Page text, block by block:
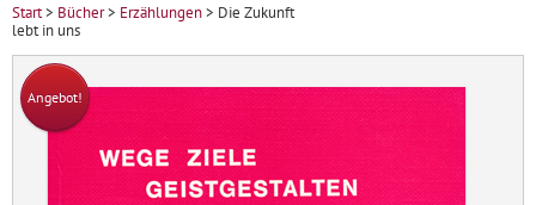
Start> Bücher> Erzählungen> Die Zukunft
lebt in uns
Angebot!